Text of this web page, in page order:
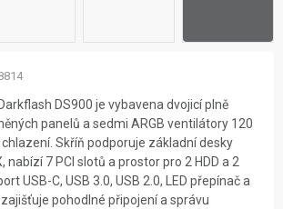
DS900 je vybavena dvojicí plně
panelů a sedmi ARGB ventilátory 120
Skříň podporuje základní desky
nabízí 7 PCI slotů a prostor pro 2 HDD a 2
USB-C, USB 3.0, USB 2.0, LED přepínač a
pohodlné připojení a správu